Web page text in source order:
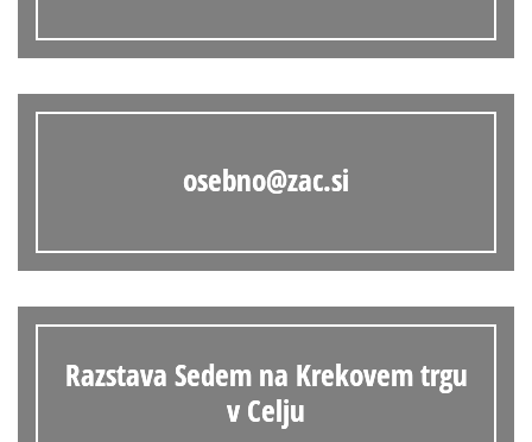
osebno@zac.si
Razstava Sedem na Krekovem trgu
v Celju